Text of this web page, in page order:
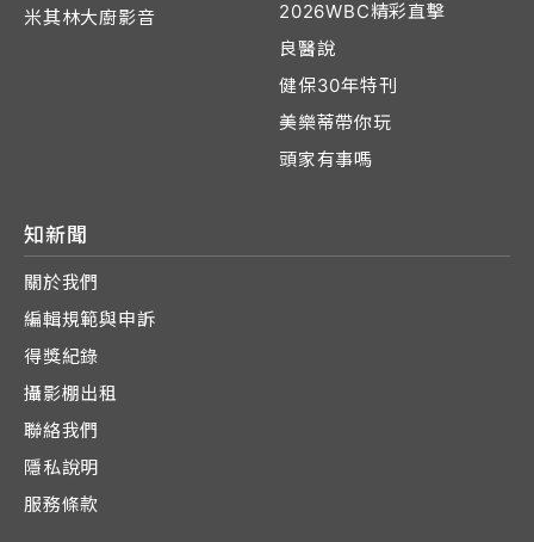
米其林大廚影音
2026WBC精彩直擊
良醫說
健保30年特刊
美樂蒂帶你玩
頭家有事嗎
知新聞
關於我們
編輯規範與申訴
得獎紀錄
攝影棚出租
聯絡我們
隱私說明
服務條款